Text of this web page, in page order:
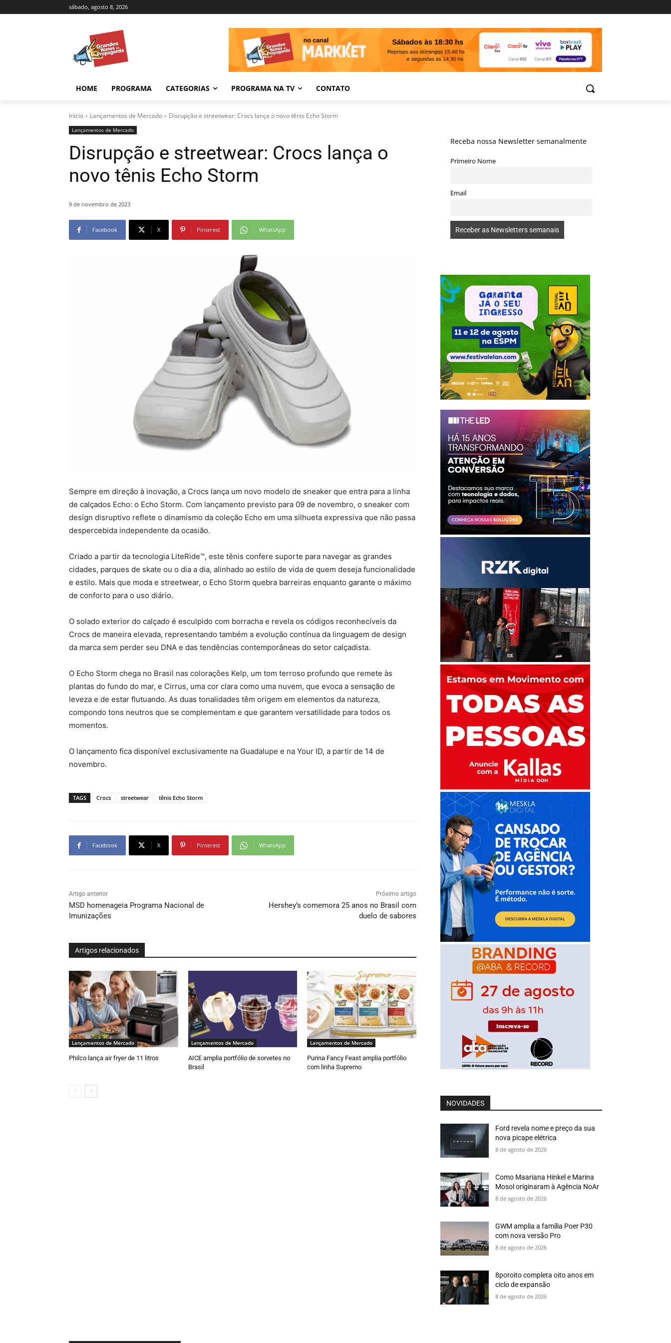
sábado, agosto 8, 2026
HOME PROGRAMA CATEGORIAS PROGRAMA NA TV CONTATO
Início Lançamentos de Mercado Disrupção e streetwear: Crocs lança o novo tênis Echo Storm
Lançamentos de Mercado
Disrupção e streetwear: Crocs lança o
novo tênis Echo Storm
9 de novembro de 2023
Facebook X Pinterest WhatsApp
Sempre em direção à inovação, a Crocs lança um novo modelo de sneaker que entra para a linha
de calçados Echo: o Echo Storm. Com lançamento previsto para 09 de novembro, o sneaker com
design disruptivo reflete o dinamismo da coleção Echo em uma silhueta expressiva que não passa
despercebida independente da ocasião.
Criado a partir da tecnologia LiteRide™, este tênis confere suporte para navegar as grandes
cidades, parques de skate ou o dia a dia, alinhado ao estilo de vida de quem deseja funcionalidade
e estilo. Mais que moda e streetwear, o Echo Storm quebra barreiras enquanto garante o máximo
de conforto para o uso diário.
O solado exterior do calçado é esculpido com borracha e revela os códigos reconhecíveis da
Crocs de maneira elevada, representando também a evolução contínua da linguagem de design
da marca sem perder seu DNA e das tendências contemporâneas do setor calçadista.
O Echo Storm chega no Brasil nas colorações Kelp, um tom terroso profundo que remete às
plantas do fundo do mar, e Cirrus, uma cor clara como uma nuvem, que evoca a sensação de
leveza e de estar flutuando. As duas tonalidades têm origem em elementos da natureza,
compondo tons neutros que se complementam e que garantem versatilidade para todos os
momentos.
O lançamento fica disponível exclusivamente na Guadalupe e na Your ID, a partir de 14 de
novembro.
TAGS Crocs streetwear tênis Echo Storm
Facebook X Pinterest WhatsApp
Artigo anterior
MSD homenageia Programa Nacional de
Imunizações
Próximo artigo
Hershey’s comemora 25 anos no Brasil com
duelo de sabores
Artigos relacionados
Lançamentos de Mercado
Philco lança air fryer de 11 litros
Lançamentos de Mercado
AICE amplia portfólio de sorvetes no
Brasil
Lançamentos de Mercado
Purina Fancy Feast amplia portfólio
com linha Supremo
Receba nossa Newsletter semanalmente
Primeiro Nome
Email
NOVIDADES
Ford revela nome e preço da sua
nova picape elétrica
8 de agosto de 2026
Como Maariana Hinkel e Marina
Mosol originaram à Agência NoAr
8 de agosto de 2026
GWM amplia a família Poer P30
com nova versão Pro
8 de agosto de 2026
8poroito completa oito anos em
ciclo de expansão
8 de agosto de 2026